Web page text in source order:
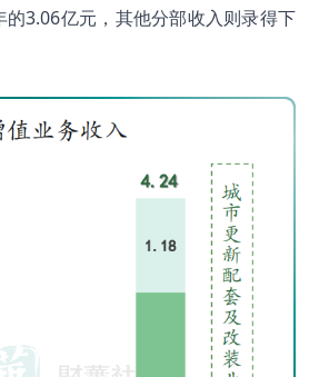
3.06亿元，其他分部收入则录得下